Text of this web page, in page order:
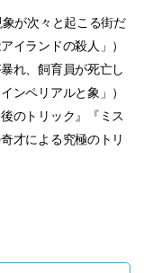
が次々と起こる街だ
イランドの殺人」）
れ、飼育員が死亡し
ンペリアルと象」）
のトリック』『ミス
才による究極のトリ